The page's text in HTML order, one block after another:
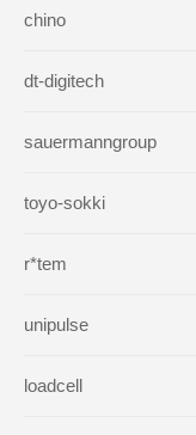
chino
dt-digitech
sauermanngroup
toyo-sokki
r*tem
unipulse
loadcell